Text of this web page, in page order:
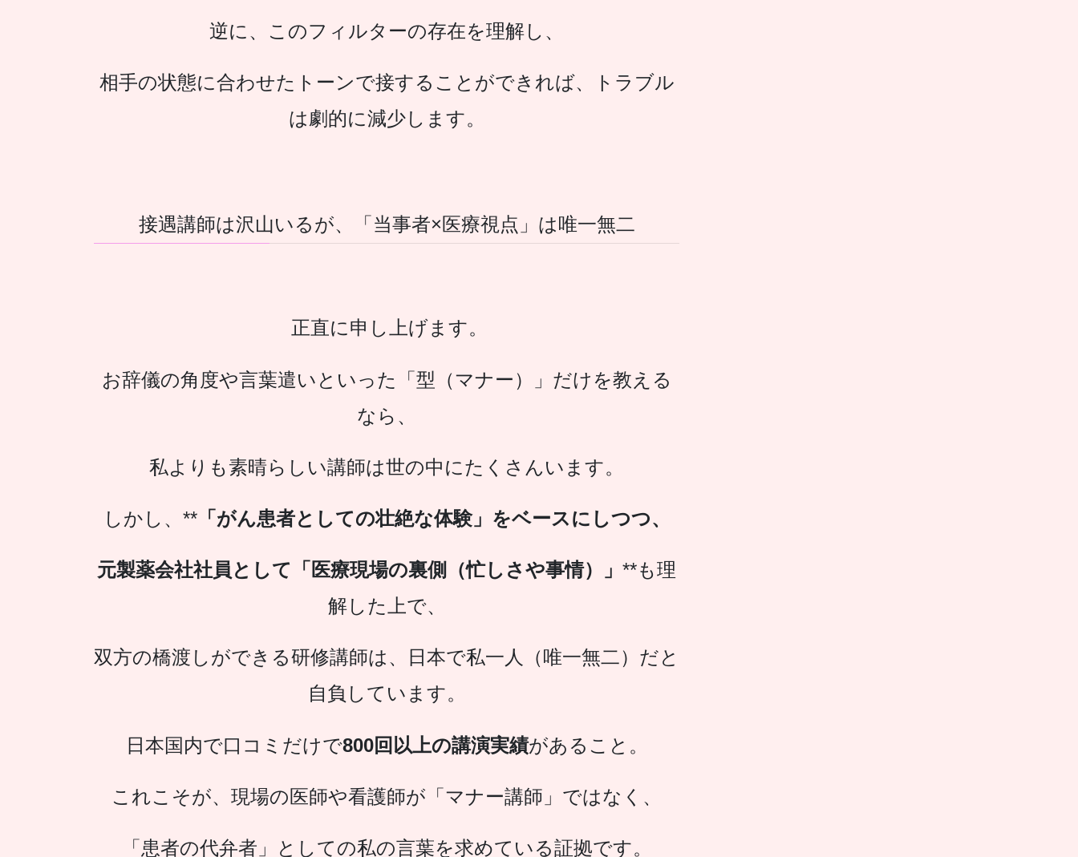
逆に、このフィルターの存在を理解し、
相手の状態に合わせたトーンで接することができれば、トラブル
は劇的に減少します。
接遇講師は沢山いるが、「当事者×医療視点」は唯一無二
正直に申し上げます。
お辞儀の角度や言葉遣いといった「型（マナー）」だけを教える
なら、
私よりも素晴らしい講師は世の中にたくさんいます。
しかし、**「がん患者としての壮絶な体験」 をベースにしつつ、
元製薬会社社員として 「医療現場の裏側（忙しさや事情）」 **も理
解した上で、
双方の橋渡しができる研修講師は、日本で私一人（唯一無二）だと
自負しています。
日本国内で口コミだけで800回以上の講演実績があること。
これこそが、現場の医師や看護師が「マナー講師」ではなく、
「患者の代弁者」としての私の言葉を求めている証拠です。